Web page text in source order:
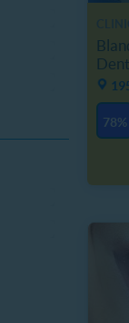
78%